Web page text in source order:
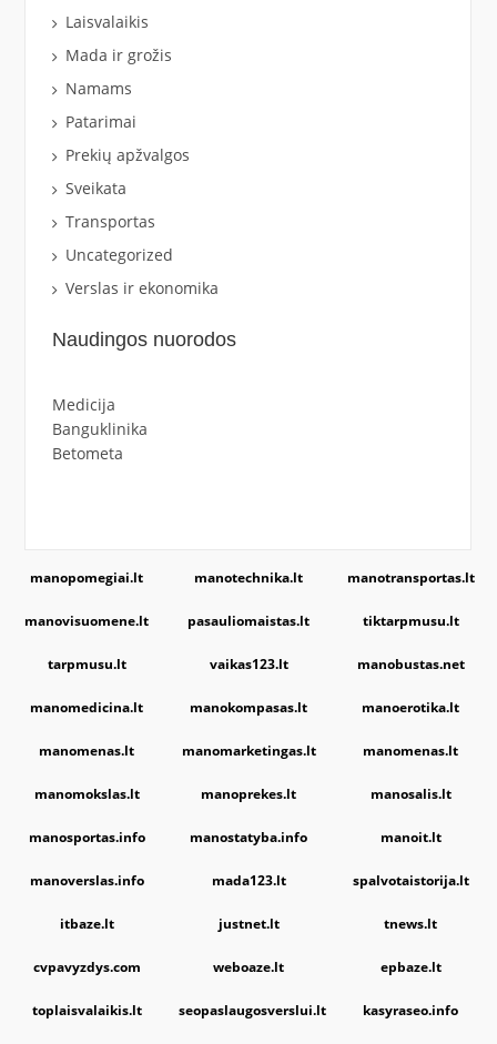
Laisvalaikis
Mada ir grožis
Namams
Patarimai
Prekių apžvalgos
Sveikata
Transportas
Uncategorized
Verslas ir ekonomika
Naudingos nuorodos
Medicija
Banguklinika
Betometa
manopomegiai.lt manotechnika.lt manotransportas.lt
manovisuomene.lt pasauliomaistas.lt tiktarpmusu.lt
tarpmusu.lt vaikas123.lt manobustas.net
manomedicina.lt manokompasas.lt manoerotika.lt
manomenas.lt manomarketingas.lt manomenas.lt
manomokslas.lt manoprekes.lt manosalis.lt
manosportas.info manostatyba.info manoit.lt
manoverslas.info mada123.lt spalvotaistorija.lt
itbaze.lt justnet.lt tnews.lt
cvpavyzdys.com weboaze.lt epbaze.lt
toplaisvalaikis.lt seopaslaugosverslui.lt kasyraseo.info